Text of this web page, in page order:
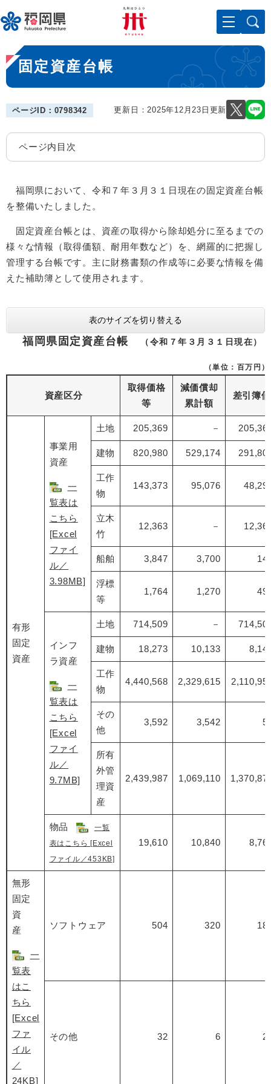
ー
ジ
先
頭
で
メニューを飛ばして本文へ
本
文
固定資産台帳
ページID：0798342 更新日：2025年12月23日更新
ページ内目次
福岡県において、令和７年３月３１日現在の固定資産台帳
を整備いたしました。
固定資産台帳とは、資産の取得から除却処分に至るまでの
様々な情報（取得価額、耐用年数など）を、網羅的に把握し
管理する台帳です。主に財務書類の作成等に必要な情報を備
えた補助簿として使用されます。
表のサイズを切り替える
福岡県固定資産台帳 （令和７年３月３１日現在）
（単位：百万円）
資産区分
取得価格
等
減価償却
累計額
差引簿価
有形
固定
資産
事業用
資産
一
覧表は
こちら
[Excel
ファイ
ル／
3.98MB]
土地 205,369 －
建物 820,980 529,174
工作
物
143,373 95,076
立木
竹
12,363 －
船舶 3,847 3,700
浮標
等
1,764 1,270
インフ
ラ資産
一
覧表は
こちら
[Excel
ファイ
ル／
9.7MB]
土地 714,509 －
建物 18,273 10,133
工作
物
4,440,568 2,329,615
その
他
3,592 3,542
所有
外管
理資
産
2,439,987 1,069,110
物品
一覧
表はこちら [Excel
ファイル／453KB]
19,610 10,840
無形
固定
資
産
一
覧表
はこ
ちら
[Excel
ファ
イル
／
24KB]
ソフトウェア 504 320
その他 32 6